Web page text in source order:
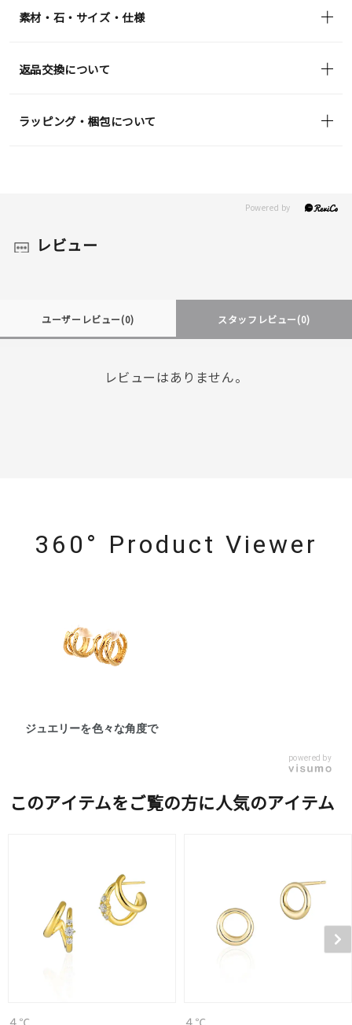
素材・石・サイズ・仕様
返品交換について
ラッピング・梱包について
レビュー
ユーザーレビュー(0) スタッフレビュー(0)
レビューはありません。
360° Product Viewer
ジュエリーを色々な角度で
powered by
このアイテムをご覧の方に人気のアイテム